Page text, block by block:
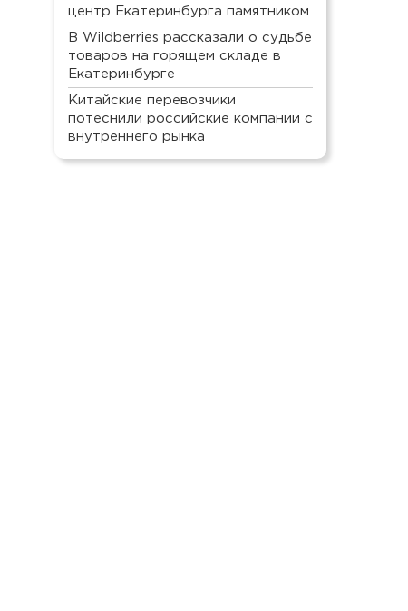
центр Екатеринбурга памятником
В Wildberries рассказали о судьбе
товаров на горящем складе в
Екатеринбурге
Китайские перевозчики
потеснили российские компании с
внутреннего рынка